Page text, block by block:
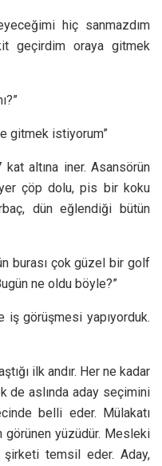
hiç sanmazdım
geçirdim oraya gitmek
gitmek istiyorum”
altına iner. Asansörün
yer çöp dolu, pis bir koku
dün eğlendiği bütün
burası çok güzel bir golf
ne oldu böyle?”
iş görüşmesi yapıyorduk.
ilk andır. Her ne kadar
de aslında aday seçimini
belli eder. Mülakatı
yüzüdür. Mesleki
şirketi temsil eder. Aday,